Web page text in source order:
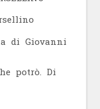
di Giovanni
potrò. Di